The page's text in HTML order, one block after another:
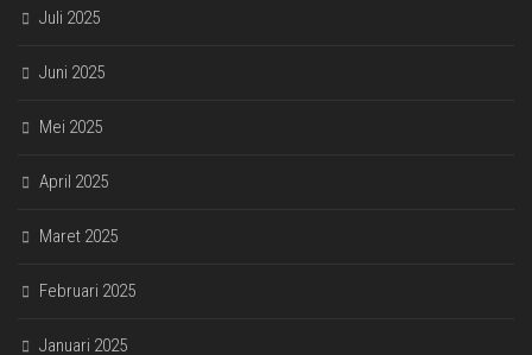
Juli 2025
Juni 2025
Mei 2025
April 2025
Maret 2025
Februari 2025
Januari 2025